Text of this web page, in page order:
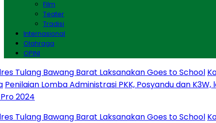
Film
Teater
Tradisi
Internasional
Olahraga
OPINI
Bawang Barat Laksanakan Goes to School
Lomba Administrasi PKK, Posyandu dan K3W,
Bawang Barat Laksanakan Goes to School